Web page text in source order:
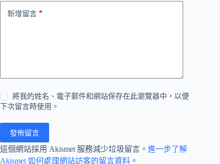
新增留言 *
將我的姓名、電子郵件和網站保存在此瀏覽器中，以便
下次留言時使用。
發佈留言
這個網站採用 Akismet 服務減少垃圾留言。 進一步了解
Akismet 如何處理網站訪客的留言資料 。